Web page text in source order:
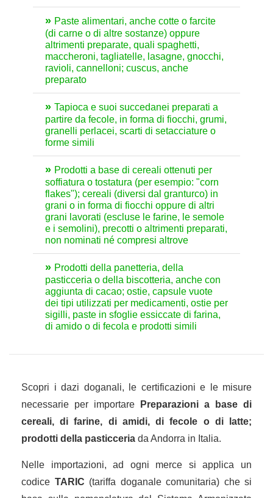
Paste alimentari, anche cotte o farcite
(di carne o di altre sostanze) oppure
altrimenti preparate, quali spaghetti,
maccheroni, tagliatelle, lasagne, gnocchi,
ravioli, cannelloni; cuscus, anche
preparato
Tapioca e suoi succedanei preparati a
partire da fecole, in forma di fiocchi, grumi,
granelli perlacei, scarti di setacciature o
forme simili
Prodotti a base di cereali ottenuti per
soffiatura o tostatura (per esempio: "corn
flakes"); cereali (diversi dal granturco) in
grani o in forma di fiocchi oppure di altri
grani lavorati (escluse le farine, le semole
e i semolini), precotti o altrimenti preparati,
non nominati né compresi altrove
Prodotti della panetteria, della
pasticceria o della biscotteria, anche con
aggiunta di cacao; ostie, capsule vuote
dei tipi utilizzati per medicamenti, ostie per
sigilli, paste in sfoglie essiccate di farina,
di amido o di fecola e prodotti simili
Scopri i dazi doganali, le certificazioni e le misure
necessarie per importare
Preparazioni a base di
cereali, di farine, di amidi, di fecole o di latte;
prodotti della pasticceria da Andorra in Italia.
Nelle importazioni, ad ogni merce si applica un
codice TARIC (tariffa doganale comunitaria) che si